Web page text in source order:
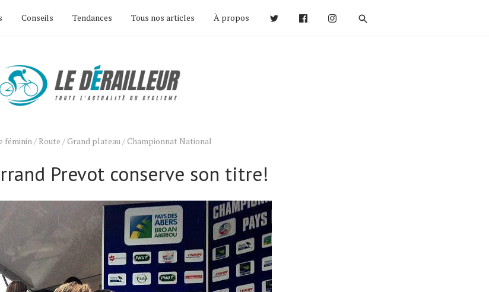
Conseils Tendances Tous nos articles À propos
féminin/ Route / Grand plateau/ Championnat National
Prevot conserve son titre!